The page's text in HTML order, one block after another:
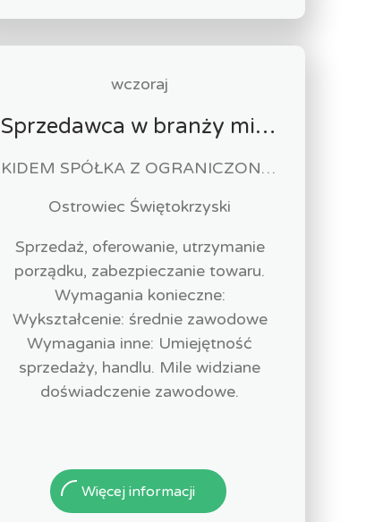
wczoraj
Sprzedawca w branży mięsnej
KIDEM SPÓŁKA Z OGRANICZONĄ ODPOWIEDZIALNOŚCIĄ
Ostrowiec Świętokrzyski
Sprzedaż, oferowanie, utrzymanie
porządku, zabezpieczanie towaru.
Wymagania konieczne:
Wykształcenie: średnie zawodowe
Wymagania inne: Umiejętność
sprzedaży, handlu. Mile widziane
doświadczenie zawodowe.
Więcej informacji